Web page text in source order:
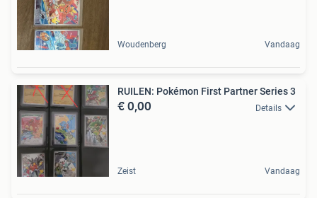
Woudenberg Vandaag
RUILEN: Pokémon First Partner Series 3
€ 0,00 Details
Zeist Vandaag